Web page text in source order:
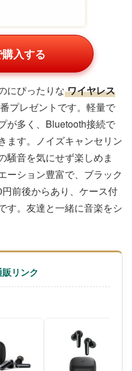
入する
にぴったりな ワイヤレス
プレゼントです。軽量で
が多く、Bluetooth接続で
ます。ノイズキャンセリン
騒音を気にせず楽しめま
ーション豊富で、ブラック
前後からあり、ケース付
す。友達と一緒に音楽をシ
リンク